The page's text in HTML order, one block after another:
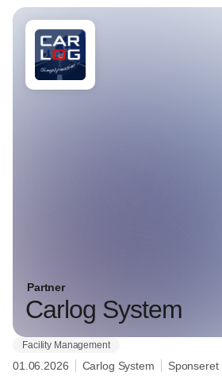
Partner
Carlog System
Facility Management
01.06.2026 Carlog System Sponseret